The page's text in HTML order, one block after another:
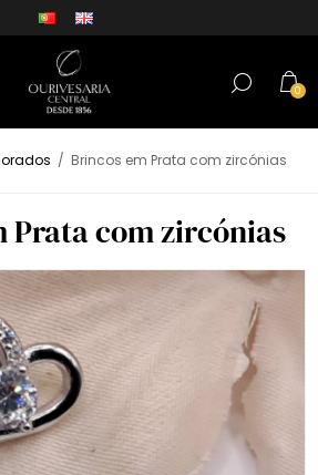
0
/ Brincos em Prata com zircónias
Prata com zircónias